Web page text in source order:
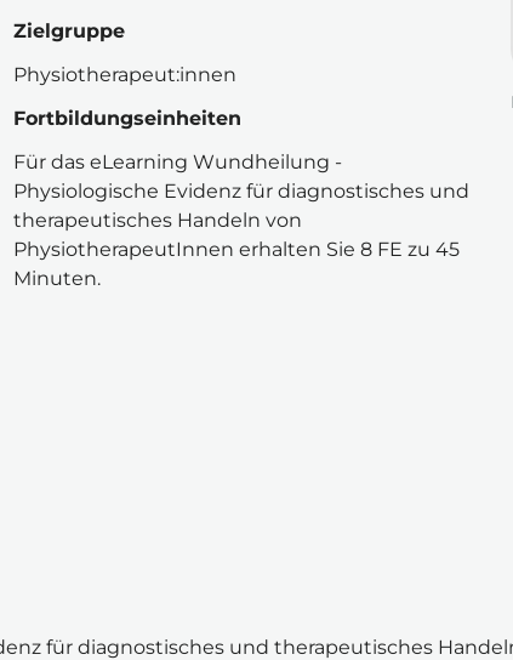
Zielgruppe
Physiotherapeut:innen
Fortbildungseinheiten
Für das eLearning Wundheilung -
Physiologische Evidenz für diagnostisches und
therapeutisches Handeln von
PhysiotherapeutInnen erhalten Sie 8 FE zu 45
Minuten.
für diagnostisches und therapeutisches